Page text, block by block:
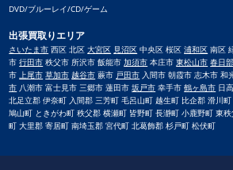
DVD/ブルーレイ/CD/ゲーム
出張買取りエリア
さいたま市 西区 北区大宮区 見沼区 中央区 桜区浦和区 南区
市行田市 秩父市 所沢市 飯能市加須市 本庄市東松山市 春日
市上尾市 草加市 越谷市 蕨市 戸田市 入間市 朝霞市 志木市 和
市 八潮市 富士見市 三郷市 蓮田市坂戸市 幸手市鶴ヶ島市 日
北足立郡 伊奈町 入間郡 三芳町 毛呂山町 越生町 比企郡 滑川
鳩山町 ときがわ町 秩父郡 横瀬町 皆野町 長瀞町 小鹿野町 東
町 大里郡 寄居町 南埼玉郡 宮代町 北葛飾郡 杉戸町 松伏町